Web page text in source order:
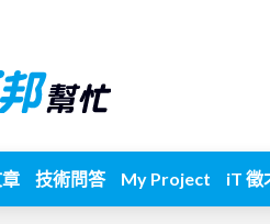
技術問答 My Project iT 徵